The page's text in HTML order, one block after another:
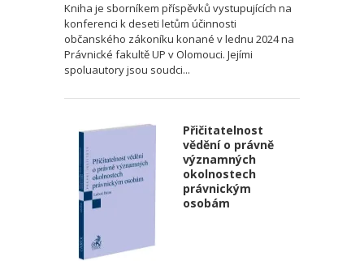
Kniha je sborníkem příspěvků vystupujících na
konferenci k deseti letům účinnosti
občanského zákoníku konané v lednu 2024 na
Právnické fakultě UP v Olomouci. Jejími
spoluautory jsou soudci...
Přičitatelnost
vědění o právně
významných
okolnostech
právnickým
osobám